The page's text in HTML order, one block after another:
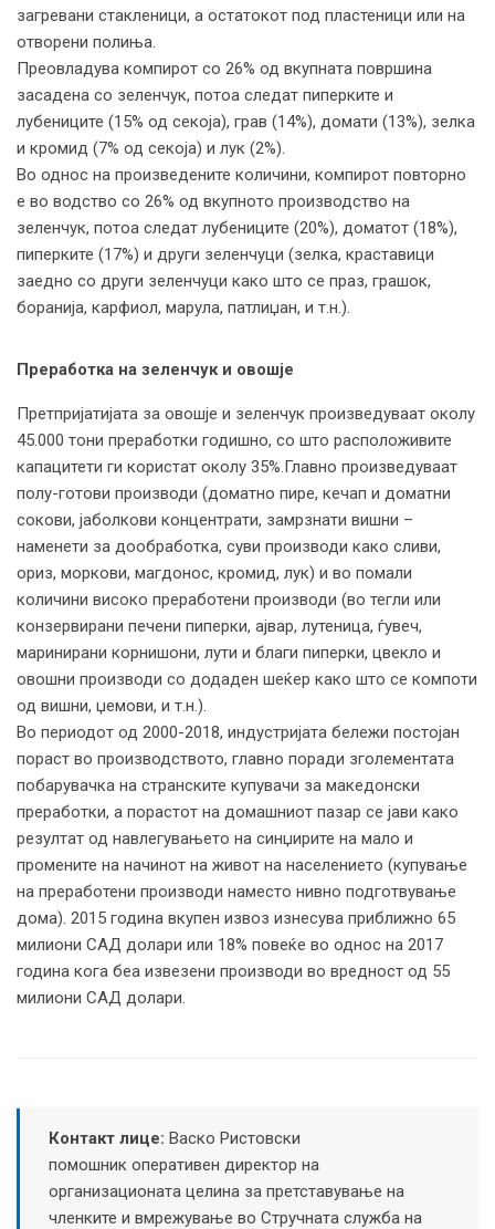
загревани стакленици, а остатокот под пластеници или на
отворени полиња.
Преовладува компирот со 26% од вкупната површина
засадена со зеленчук, потоа следат пиперките и
лубениците (15% од секоја), грав (14%), домати (13%), зелка
и кромид (7% од секоја) и лук (2%).
Во однос на произведените количини, компирот повторно
е во водство со 26% од вкупното производство на
зеленчук, потоа следат лубениците (20%), доматот (18%),
пиперките (17%) и други зеленчуци (зелка, краставици
заедно со други зеленчуци како што се праз, грашок,
боранија, карфиол, марула, патлиџан, и т.н.).
Преработка на зеленчук и овошје
Претпријатијата за овошје и зеленчук произведуваат околу
45.000 тони преработки годишно, со што расположивите
капацитети ги користат околу 35%.Главно произведуваат
полу-готови производи (доматно пире, кечап и доматни
сокови, јаболкови концентрати, замрзнати вишни –
наменети за дообработка, суви производи како сливи,
ориз, моркови, магдонос, кромид, лук) и во помали
количини високо преработени производи (во тегли или
конзервирани печени пиперки, ајвар, лутеница, ѓувеч,
маринирани корнишони, лути и благи пиперки, цвекло и
овошни производи со додаден шеќер како што се компоти
од вишни, џемови, и т.н.).
Во периодот од 2000-2018, индустријата бележи постојан
пораст во производството, главно поради зголементата
побарувачка на странските купувачи за македонски
преработки, а порастот на домашниот пазар се јави како
резултат од навлегувањето на синџирите на мало и
промените на начинот на живот на населението (купување
на преработени производи наместо нивно подготвување
дома). 2015 година вкупен извоз изнесува приближно 65
милиони САД долари или 18% повеќе во однос на 2017
година кога беа извезени производи во вредност од 55
милиони САД долари.
Контакт лице: Васко Ристовски
помошник оперативен директор на
организационата целина за претставување на
членките и вмрежување во Стручната служба на